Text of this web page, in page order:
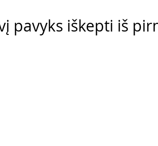
pavyks iškepti iš